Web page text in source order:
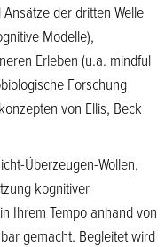
der dritten Welle
Modelle),
Erleben (u.a. mindful
Forschung
von Ellis, Beck
Überzeugen-Wollen,
kognitiver
Ihrem Tempo anhand von
gemacht. Begleitet wird